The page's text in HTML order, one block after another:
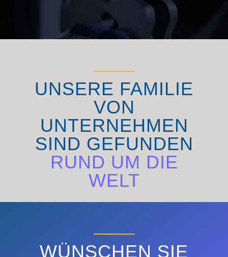
UNSERE FAMILIE
VON
UNTERNEHMEN
SIND GEFUNDEN
RUND UM DIE
WELT
WÜNSCHEN SIE